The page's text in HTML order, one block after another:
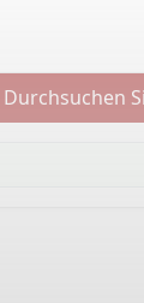
Durchsuchen